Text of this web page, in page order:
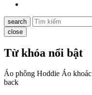
search
close
Từ khóa nổi bật
Áo phông Hoddie Áo khoác
back